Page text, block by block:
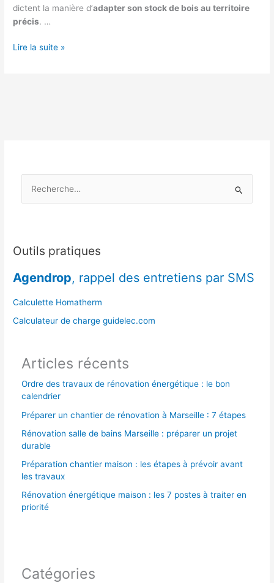
dictent la manière d’adapter son stock de bois au territoire
précis. …
Paysages
précis
Lire la suite »
e
c
h
:
Outils pratiques
Agendrop, rappel des entretiens par SMS
Calculette Homatherm
Calculateur de charge guidelec.com
Articles récents
Ordre des travaux de rénovation énergétique : le bon
calendrier
Préparer un chantier de rénovation à Marseille : 7 étapes
Rénovation salle de bains Marseille : préparer un projet
durable
Préparation chantier maison : les étapes à prévoir avant
les travaux
Rénovation énergétique maison : les 7 postes à traiter en
priorité
Catégories